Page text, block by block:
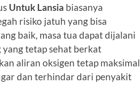
Untuk Lansia biasanya
risiko jatuh yang bisa
baik, masa tua dapat dijalani
tetap sehat berkat
aliran oksigen tetap maksimal
dan terhindar dari penyakit